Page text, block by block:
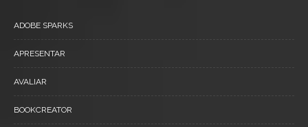
ADOBE SPARKS
APRESENTAR
AVALIAR
BOOKCREATOR